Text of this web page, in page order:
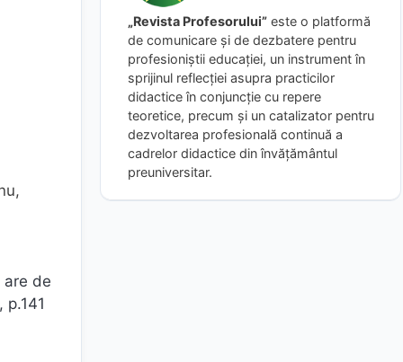
are de
„Revista Profesorului” este o platformă
de comunicare și de dezbatere pentru
profesioniștii educației, un instrument în
sprijinul reflecției asupra practicilor
didactice în conjuncție cu repere
teoretice, precum și un catalizator pentru
dezvoltarea profesională continuă a
cadrelor didactice din învățământul
preuniversitar.